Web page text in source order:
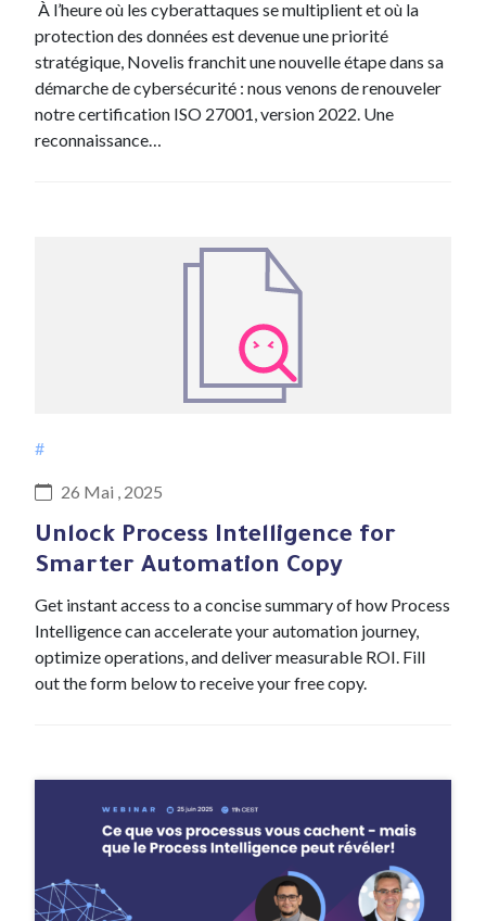
À l’heure où les cyberattaques se multiplient et où la
protection des données est devenue une priorité
stratégique, Novelis franchit une nouvelle étape dans sa
démarche de cybersécurité : nous venons de renouveler
notre certification ISO 27001, version 2022. Une
reconnaissance…
#
26 Mai , 2025
Unlock Process Intelligence for
Smarter Automation Copy
Get instant access to a concise summary of how Process
Intelligence can accelerate your automation journey,
optimize operations, and deliver measurable ROI. Fill
out the form below to receive your free copy.